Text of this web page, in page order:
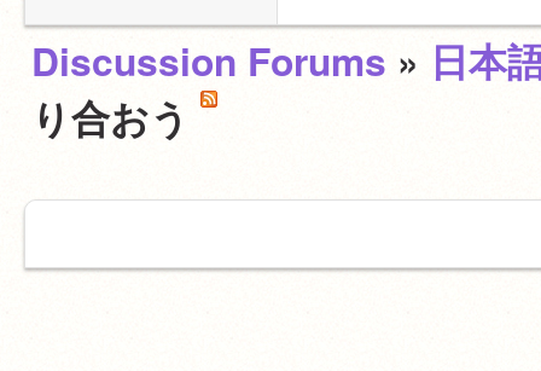
Discussion Forums » 日本
り合おう